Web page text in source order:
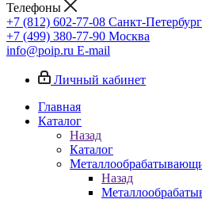
Телефоны
+7 (812) 602-77-08 Санкт-Петербург
+7 (499) 380-77-90 Москва
info@poip.ru E-mail
Личный кабинет
Главная
Каталог
Назад
Каталог
Назад